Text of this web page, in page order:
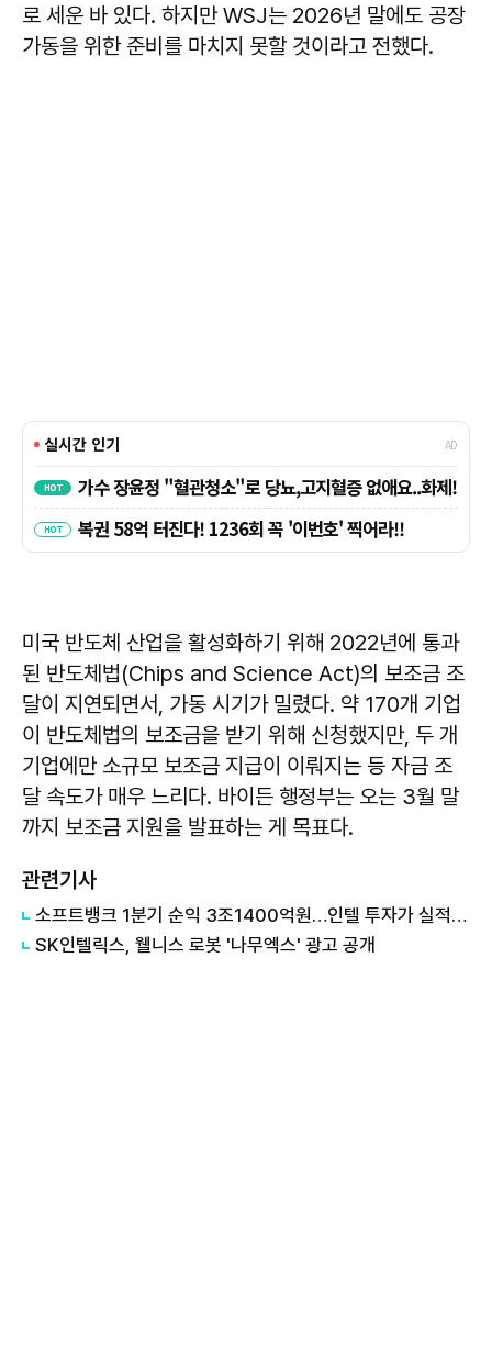
로 세운 바 있다. 하지만 WSJ는 2026년 말에도 공장
가동을 위한 준비를 마치지 못할 것이라고 전했다.
미국 반도체 산업을 활성화하기 위해 2022년에 통과
된 반도체법(Chips and Science Act)의 보조금 조
달이 지연되면서, 가동 시기가 밀렸다. 약 170개 기업
이 반도체법의 보조금을 받기 위해 신청했지만, 두 개
기업에만 소규모 보조금 지급이 이뤄지는 등 자금 조
달 속도가 매우 느리다. 바이든 행정부는 오는 3월 말
까지 보조금 지원을 발표하는 게 목표다.
관련기사
소프트뱅크 1분기 순익 3조1400억원…인텔 투자가 실적 견인
SK인텔릭스, 웰니스 로봇 '나무엑스' 광고 공개